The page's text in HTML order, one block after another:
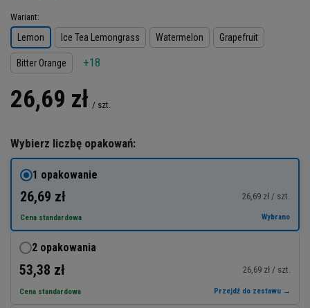
Wariant
Lemon Ice Tea Lemongrass Watermelon Grapefruit
Bitter Orange +18
26,69 zł / szt.
Wybierz liczbę opakowań:
1 opakowanie
26,69 zł 26,69 zł / szt.
Cena standardowa Wybrano
2 opakowania
53,38 zł 26,69 zł / szt.
Cena standardowa Przejdź do zestawu →